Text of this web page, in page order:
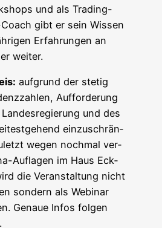
und als Tra­ding-
gibt er sein Wis­sen
Erfah­run­gen an
weiter.
auf­grund der ste­tig
Auf­for­de­rung
und des
ein­zu­schrän­
wegen noch­mal ver­
Auf­la­gen im Haus Eck­
die Ver­an­stal­tung nicht
son­dern als Web­i­nar
Genaue Infos fol­gen